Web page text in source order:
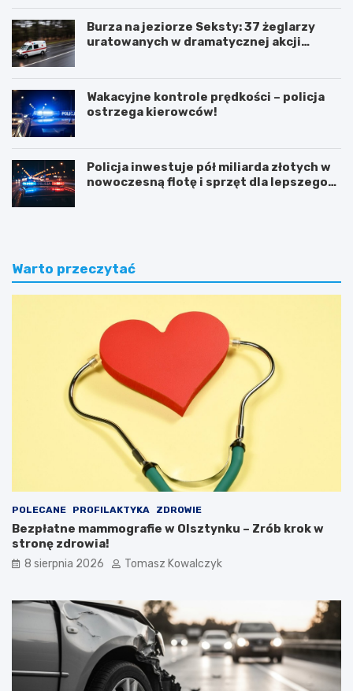
Burza na jeziorze Seksty: 37 żeglarzy
uratowanych w dramatycznej akcji
Wakacyjne kontrole prędkości – policja
ostrzega kierowców!
Policja inwestuje pół miliarda złotych w
nowoczesną flotę i sprzęt dla lepszego
Warto przeczytać
POLECANE PROFILAKTYKA ZDROWIE
Bezpłatne mammografie w Olsztynku – Zrób krok w
stronę zdrowia!
8 sierpnia 2026 Tomasz Kowalczyk